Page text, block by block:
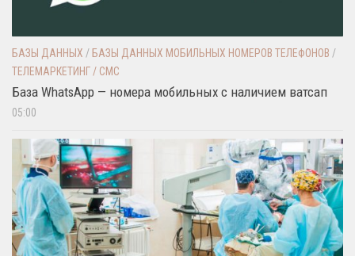
БАЗЫ ДАННЫХ / БАЗЫ ДАННЫХ МОБИЛЬНЫХ НОМЕРОВ ТЕЛЕФОНОВ /
ТЕЛЕМАРКЕТИНГ / СМС
База WhatsApp — номера мобильных с наличием ватсап
05:00